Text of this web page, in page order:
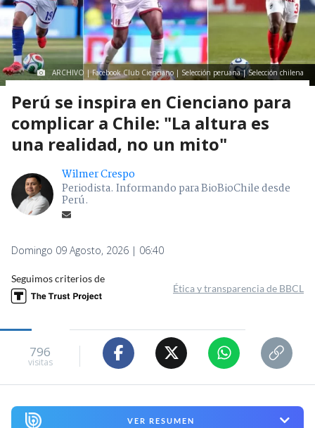
ARCHIVO | Facebook Club Cienciano | Selección peruana | Selección chilena
Perú se inspira en Cienciano para
complicar a Chile: "La altura es
una realidad, no un mito"
Wilmer Crespo
Periodista. Informando para BioBioChile desde
Perú.
Domingo 09 Agosto, 2026 | 06:40
Seguimos criterios de
Ética y transparencia de BBCL
796
visitas
VER RESUMEN